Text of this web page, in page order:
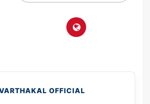
OFFICIAL